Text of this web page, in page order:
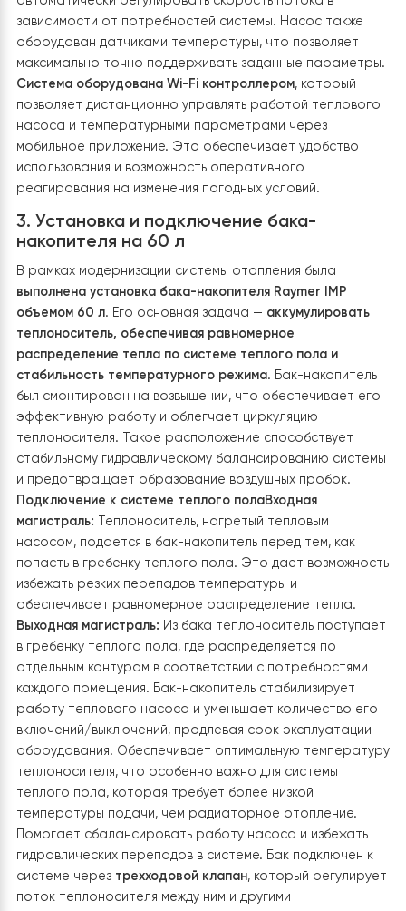
системы отопления. В систему был добавлен
трехходовой клапан
теплоносителя между двумя потребителями —
теплого пола и радиаторами. В зависимости от
температурных параметров и настроек
клапан автоматически направляет поток
теплоносителя в нужном направлении, оптимизируя
работу всей системы.
Для обеспечения эффективной циркуляции
теплоносителя установленциркуляционный насос
имеет переменную частоту вращения, что позволяет
автоматически регулировать скорость потока в
зависимости от потребностей системы. Насос также
оборудован датчиками температуры, что позволяет
максимально точно поддерживать заданные
Система оборудована Wi-Fi контроллером
позволяет дистанционно управлять работой
насоса и температурными параметрами через
мобильное приложение. Это обеспечивает удобство
использования и возможность оперативного
реагирования на изменения погодных условий.
3. Установка и подключение бака-
накопителя на 60 л
В рамках модернизации системы отопления была
выполнена установка бака-накопителя Raymer IMP
объемом 60 л. Его основная задача —
теплоноситель, обеспечивая равномерное
распределение тепла по системе теплого пола и
стабильность температурного режима. Бак-
был смонтирован на возвышении, что обеспечивает
эффективную работу и облегчает циркуляцию
теплоносителя. Такое расположение способствует
стабильному гидравлическому балансированию
и предотвращает образование воздушных пробок.
Подключение к системе теплого полаВходная
магистраль:Теплоноситель, нагретый тепловым